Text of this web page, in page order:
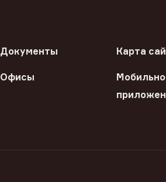
Документы Карта
Офисы